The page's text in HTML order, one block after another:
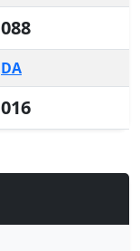
088
DA
016